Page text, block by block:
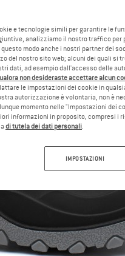
e tecnologie simili per garantire le
analizziamo il nostro traffico per
modo anche i nostri partner dei
del nostro sito web; alcuni dei quali si
dati, ad esempio dall'accesso delle
non desideraste accettare alcun
le impostazioni dei cookie in
autorizzazione è volontaria, non è
momento nelle "Impostazioni dei
informazioni in proposito, compresi i
di tutela dei dati personali.
IMPOSTAZIONI